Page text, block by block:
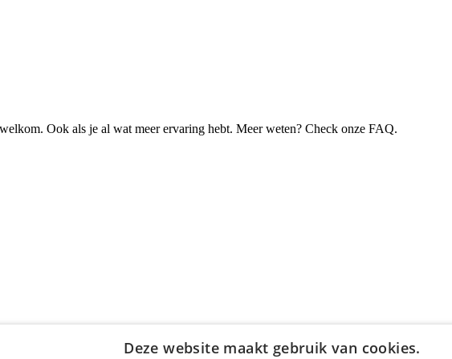
Ook als je al wat meer ervaring hebt. Meer weten? Check onze FAQ.
Deze website maakt gebruik van cookies.